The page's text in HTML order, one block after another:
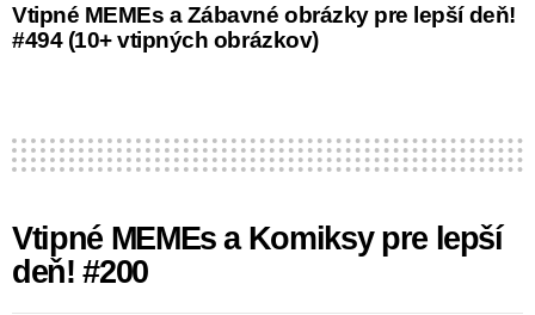
Vtipné MEMEs a Zábavné obrázky pre lepší deň!
#494 (10+ vtipných obrázkov)
Vtipné MEMEs a Komiksy pre lepší
deň! #200